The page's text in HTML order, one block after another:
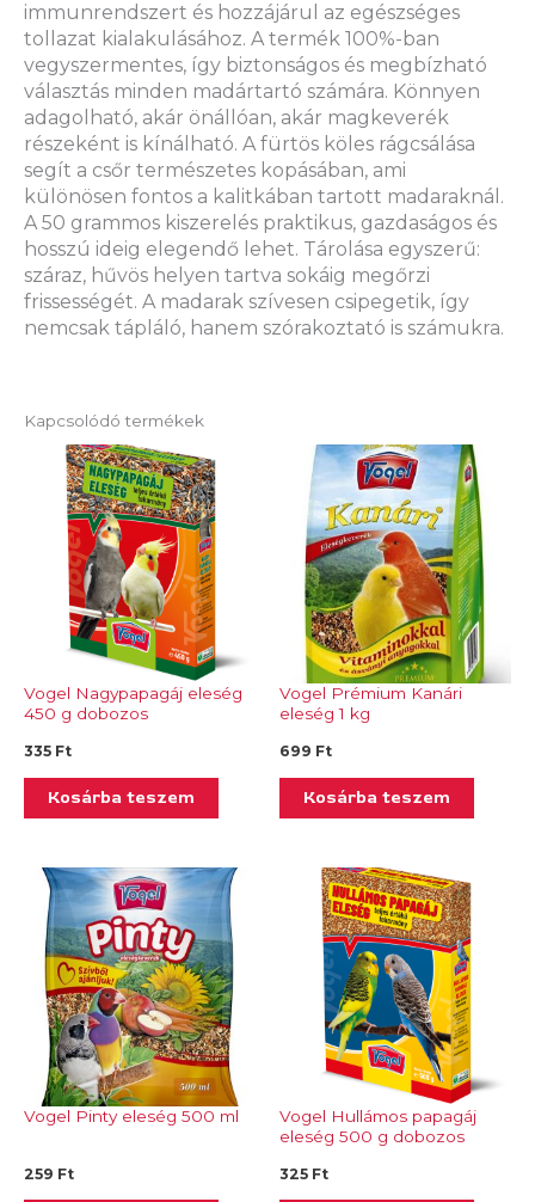
immunrendszert és hozzájárul az egészséges
tollazat kialakulásához. A termék 100%-ban
vegyszermentes, így biztonságos és megbízható
választás minden madártartó számára. Könnyen
adagolható, akár önállóan, akár magkeverék
részeként is kínálható. A fürtös köles rágcsálása
segít a csőr természetes kopásában, ami
különösen fontos a kalitkában tartott madaraknál.
A 50 grammos kiszerelés praktikus, gazdaságos és
hosszú ideig elegendő lehet. Tárolása egyszerű:
száraz, hűvös helyen tartva sokáig megőrzi
frissességét. A madarak szívesen csipegetik, így
nemcsak tápláló, hanem szórakoztató is számukra.
Kapcsolódó termékek
Vogel Nagypapagáj eleség
450 g dobozos
335 Ft
Kosárba teszem
Vogel Prémium Kanári
eleség 1 kg
699 Ft
Kosárba teszem
Vogel Pinty eleség 500 ml
259 Ft
Vogel Hullámos papagáj
eleség 500 g dobozos
325 Ft